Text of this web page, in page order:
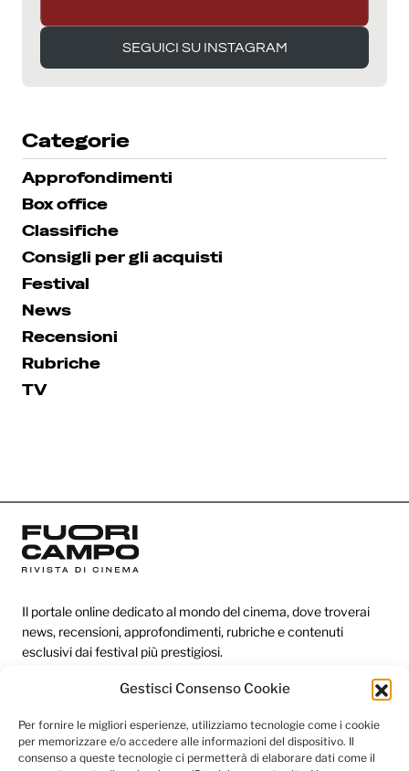
Gestisci Consenso Cookie
Per fornire le migliori esperienze, utilizziamo tecnologie come i cookie
per memorizzare e/o accedere alle informazioni del dispositivo. Il
consenso a queste tecnologie ci permetterà di elaborare dati come il
SEGUICI SU INSTAGRAM
SEGUICI SU INSTAGRAM
Categorie
Approfondimenti
Box office
Classifiche
Consigli per gli acquisti
Festival
News
Recensioni
Rubriche
TV
Il portale online dedicato al mondo del cinema, dove troverai
news, recensioni, approfondimenti, rubriche e contenuti
esclusivi dai festival più prestigiosi.
Redazione
Categorie